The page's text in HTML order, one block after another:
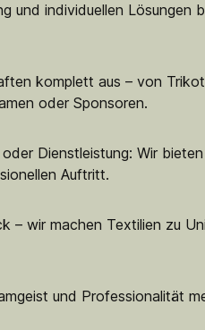
und individuellen Lösungen
komplett aus – von
oder Sponsoren.
Dienstleistung: Wir
Auftritt.
– wir machen Textilien zu
und Professionalität